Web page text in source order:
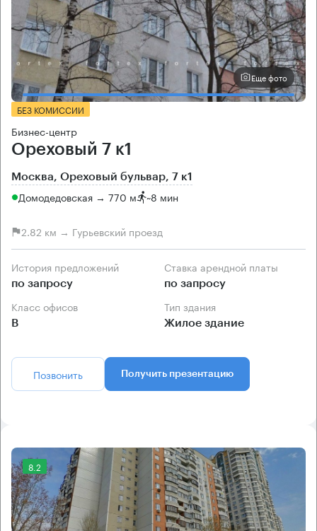
Еще фото
БЕЗ КОМИССИИ
Бизнес-центр
Ореховый 7 к1
Москва, Ореховый бульвар, 7 к1
Домодедовская → 770 м ~8 мин
2.82 км → Гурьевский проезд
История предложений
по запросу
Ставка арендной платы
по запросу
Класс офисов
B
Тип здания
Жилое здание
Позвонить Получить презентацию
8.2